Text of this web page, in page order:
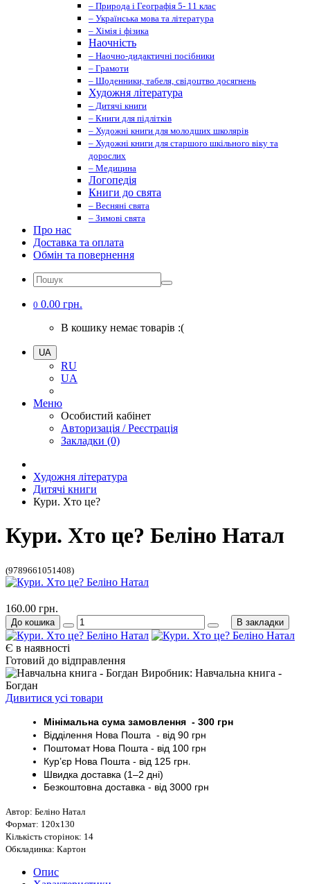
– Природа і Географія 5- 11 клас
– Українська мова та література
– Хімія і фізика
Наочність
– Наочно-дидактичні посібники
– Грамоти
– Щоденники, табеля, свідоцтво досягнень
Художня література
– Дитячі книги
– Книги для підлітків
– Художні книги для молодших школярів
– Художні книги для старшого шкільного віку та
дорослих
– Медицина
Логопедія
Книги до свята
– Весняні свята
– Зимові свята
Про нас
Доставка та оплата
Обмін та повернення
0 0.00 грн.
В кошику немає товарів :(
UA
RU
UA
Меню
Особистий кабінет
Авторизація / Реєстрація
Закладки (0)
Художня література
Дитячі книги
Кури. Хто це?
Кури. Хто це? Беліно Натал
(9789661051408)
Є в наявності
Готовий до відправлення
Виробник: Навчальна книга -
Богдан
Дивитися усі товари
Мінімальна сума замовлення - 300 грн
Відділення Нова Пошта - від 90 грн
ПоштоматНова Пошта - від 100 грн
Кур’єр Нова Пошта - від 125 грн.
Швидка доставка (1–2 дні)
Безкоштовна доставка - від 3000 грн
Автор: Беліно Натал
Формат: 120х130
Кількість сторінок: 14
Обкладинка: Картон
160.00 грн.
До кошика В закладки
Опис